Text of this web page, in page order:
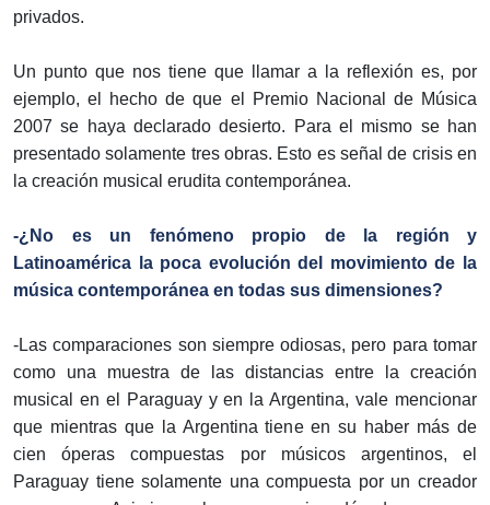
privados.
Un punto que nos tiene que llamar a la reflexión es, por
ejemplo, el hecho de que el Premio Nacional de Música
2007 se haya declarado desierto. Para el mismo se han
presentado solamente tres obras. Esto es señal de crisis en
la creación musical erudita contemporánea.
-¿No es un fenómeno propio de la región y
Latinoamérica la poca evolución del movimiento de la
música contemporánea en todas sus dimensiones?
-Las comparaciones son siempre odiosas, pero para tomar
como una muestra de las distancias entre la creación
musical en el Paraguay y en la Argentina, vale mencionar
que mientras que la Argentina tiene en su haber más de
cien óperas compuestas por músicos argentinos, el
Paraguay tiene solamente una compuesta por un creador